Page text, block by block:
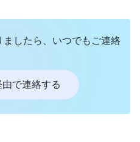
したら、いつでもご連絡
で連絡する